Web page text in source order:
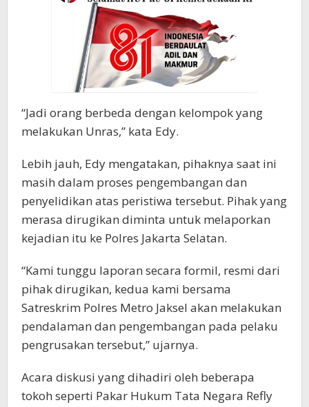
“Jadi orang berbeda dengan kelompok yang
melakukan Unras,” kata Edy.
Lebih jauh, Edy mengatakan, pihaknya saat ini
masih dalam proses pengembangan dan
penyelidikan atas peristiwa tersebut. Pihak yang
merasa dirugikan diminta untuk melaporkan
kejadian itu ke Polres Jakarta Selatan.
“Kami tunggu laporan secara formil, resmi dari
pihak dirugikan, kedua kami bersama
Satreskrim Polres Metro Jaksel akan melakukan
pendalaman dan pengembangan pada pelaku
pengrusakan tersebut,” ujarnya.
Acara diskusi yang dihadiri oleh beberapa
tokoh seperti Pakar Hukum Tata Negara Refly